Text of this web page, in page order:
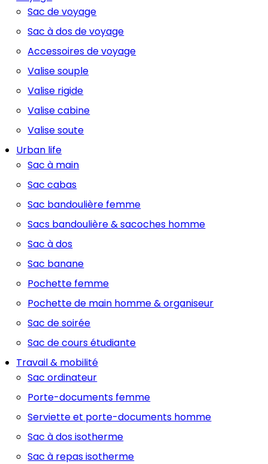
Sac de voyage
Sac à dos de voyage
Accessoires de voyage
Valise souple
Valise rigide
Valise cabine
Valise soute
Urban life
Sac à main
Sac cabas
Sac bandoulière femme
Sacs bandoulière & sacoches homme
Sac à dos
Sac banane
Pochette femme
Pochette de main homme & organiseur
Sac de soirée
Sac de cours étudiante
Travail & mobilité
Sac ordinateur
Porte-documents femme
Serviette et porte-documents homme
Sac à dos isotherme
Sac à repas isotherme